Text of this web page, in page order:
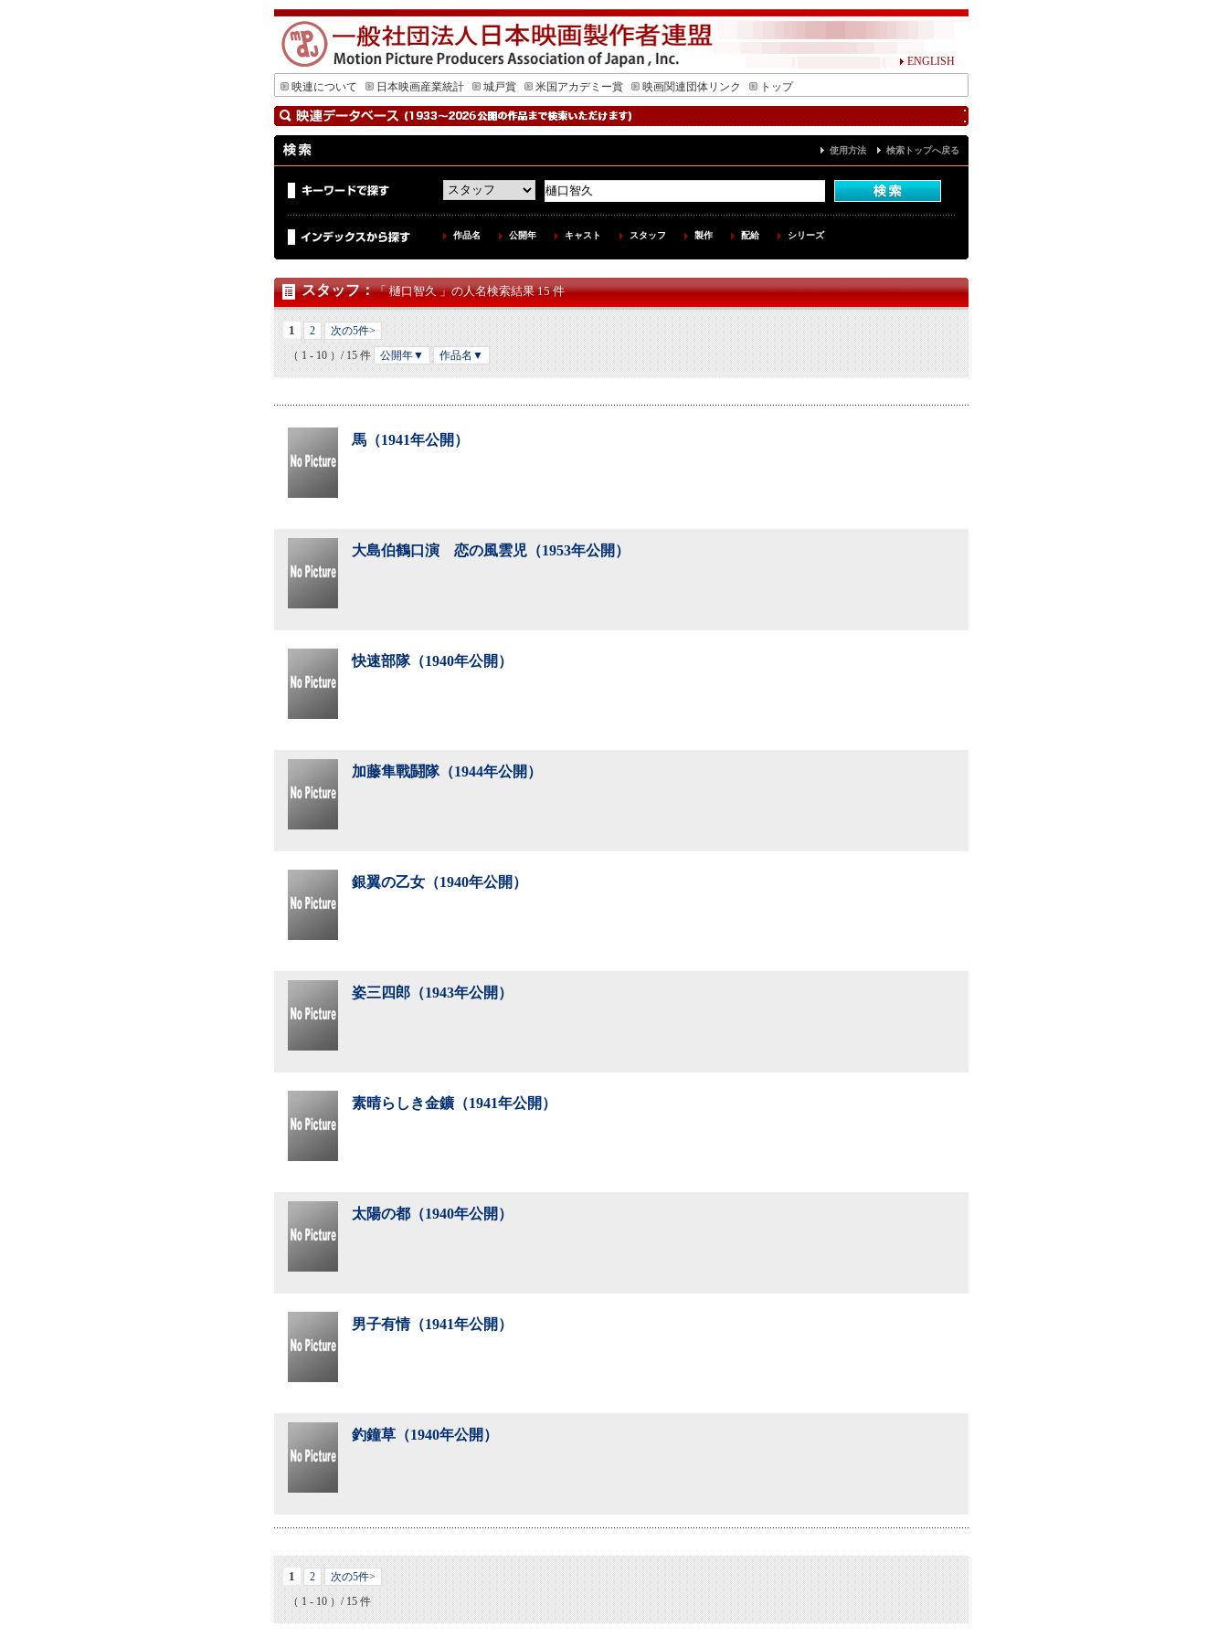
ENGLISH
映連について
日本映画産業統計 城戸賞 米国アカデミー賞 映画関連団体リンク トップ
使用方法 検索トップへ戻る
作品名 公開年 キャスト スタッフ 製作 配給 シリーズ
スタッフ：「 樋口智久 」の人名検索結果 15 件
1 2
次の5件>
（ 1 - 10 ）/ 15 件
公開年▼ 作品名▼
馬（1941年公開）
大島伯鶴口演 恋の風雲児（1953年公開）
快速部隊（1940年公開）
加藤隼戰鬪隊（1944年公開）
銀翼の乙女（1940年公開）
姿三四郎（1943年公開）
素晴らしき金鑛（1941年公開）
太陽の都（1940年公開）
男子有情（1941年公開）
釣鐘草（1940年公開）
1 2
次の5件>
（ 1 - 10 ）/ 15 件